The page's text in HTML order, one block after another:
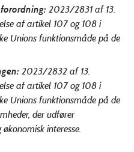
2023/2831 af 13.
af artikel 107 og 108 i
Unions funktionsmåde på de
2023/2832 af 13.
af artikel 107 og 108 i
Unions funktionsmåde på de
der udfører
interesse.